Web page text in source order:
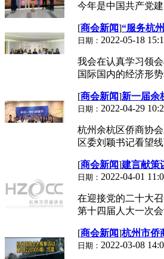
今年是中国共产党
[商会新闻]“服务杭
日期： 2022-05-18
我会在认真学习领
国际国内的经济形
[商会新闻]新一届余
日期： 2022-04-29
杭州余杭区侨商协
区委刘颖书记看望
[商会新闻]建言献策
日期： 2022-04-01
在迎接党的二十大
第十四届人大一次
[商会新闻]杭州市侨
日期： 2022-03-08